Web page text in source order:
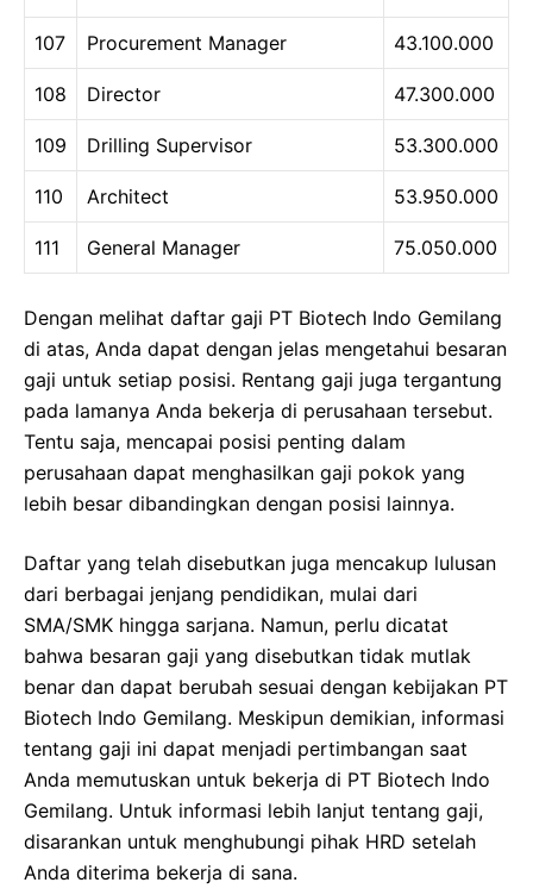
107 Procurement Manager 43.100.000
108 Director 47.300.000
109 Drilling Supervisor 53.300.000
110 Architect 53.950.000
111 General Manager 75.050.000
Dengan melihat daftar gaji PT Biotech Indo Gemilang
di atas, Anda dapat dengan jelas mengetahui besaran
gaji untuk setiap posisi. Rentang gaji juga tergantung
pada lamanya Anda bekerja di perusahaan tersebut.
Tentu saja, mencapai posisi penting dalam
perusahaan dapat menghasilkan gaji pokok yang
lebih besar dibandingkan dengan posisi lainnya.
Daftar yang telah disebutkan juga mencakup lulusan
dari berbagai jenjang pendidikan, mulai dari
SMA/SMK hingga sarjana. Namun, perlu dicatat
bahwa besaran gaji yang disebutkan tidak mutlak
benar dan dapat berubah sesuai dengan kebijakan PT
Biotech Indo Gemilang. Meskipun demikian, informasi
tentang gaji ini dapat menjadi pertimbangan saat
Anda memutuskan untuk bekerja di PT Biotech Indo
Gemilang. Untuk informasi lebih lanjut tentang gaji,
disarankan untuk menghubungi pihak HRD setelah
Anda diterima bekerja di sana.